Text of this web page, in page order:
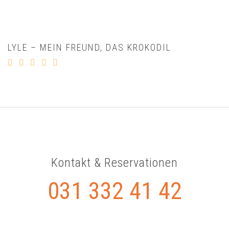
LYLE – MEIN FREUND, DAS KROKODIL
Kontakt & Reservationen
031 332 41 42